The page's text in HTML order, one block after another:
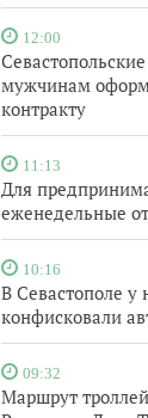
12:00
мужчинам
контракту
11:13
Для
еженедельные
10:16
В Севастополе у
конфисковали
09:32
Маршрут